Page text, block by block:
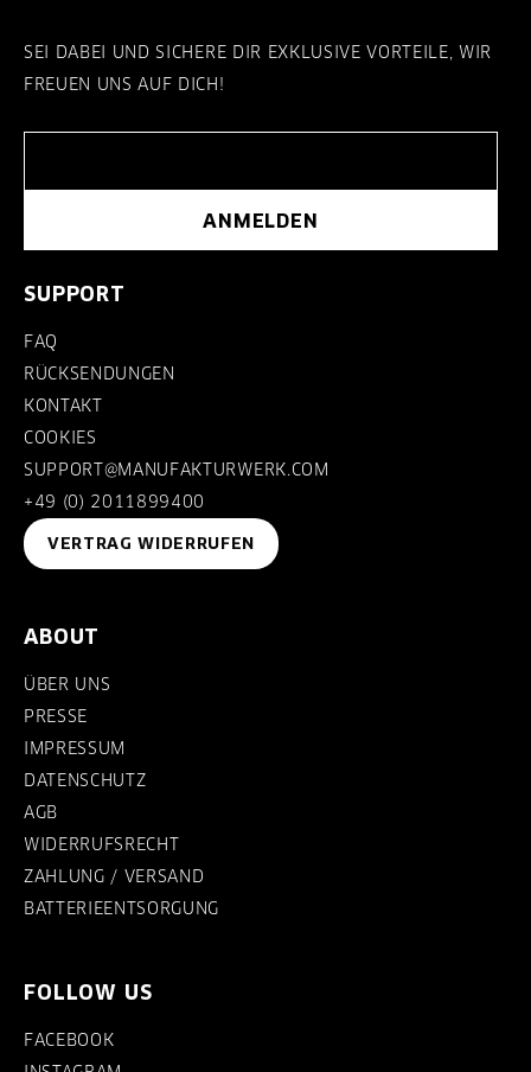
SEI DABEI UND SICHERE DIR EXKLUSIVE VORTEILE, WIR
FREUEN UNS AUF DICH!
ANMELDEN
SUPPORT
FAQ
RÜCKSENDUNGEN
KONTAKT
COOKIES
SUPPORT@MANUFAKTURWERK.COM
+49 (0) 2011899400
VERTRAG WIDERRUFEN
ABOUT
ÜBER UNS
PRESSE
IMPRESSUM
DATENSCHUTZ
AGB
WIDERRUFSRECHT
ZAHLUNG / VERSAND
BATTERIEENTSORGUNG
FOLLOW US
FACEBOOK